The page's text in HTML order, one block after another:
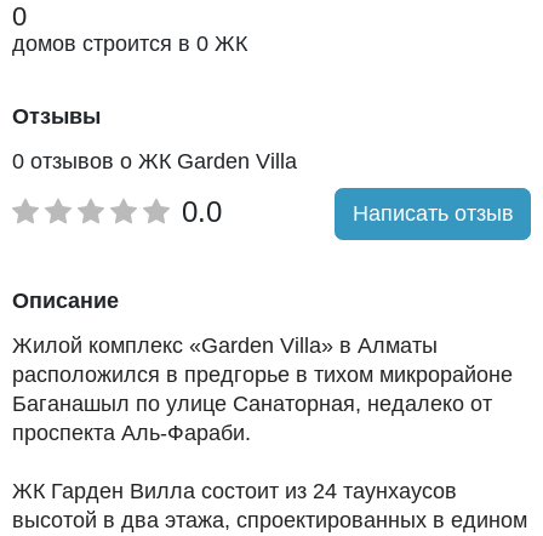
удобными планировками. В портфолио компании
— 3 реализованных объекта. Недвижимость
0
домов строится в 0 ЖК
Отзывы
0 отзывов о ЖК Garden Villa
0.0 Написать отзыв
Описание
Жилой комплекс «Garden Villa» в Алматы
расположился в предгорье в тихом микрорайоне
Баганашыл по улице Санаторная, недалеко от
проспекта Аль-Фараби.
ЖК Гарден Вилла состоит из 24 таунхаусов
высотой в два этажа, спроектированных в едином